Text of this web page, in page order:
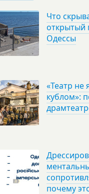
Что
открытый
Одессы
«Театр не
кублом»:
почему